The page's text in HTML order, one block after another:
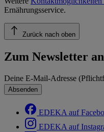
Ernährungsservice.
Zurück nach oben
Zum Newsletter
Deine E-Mail-Adresse
Absenden
EDEKA auf
EDEKA auf